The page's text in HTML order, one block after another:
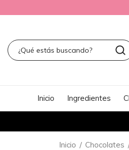
Inicio Ingredientes
Inicio / Chocolates